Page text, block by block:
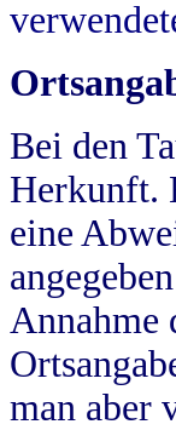
Bei den
Herkunft.
eine
Annahme
man aber